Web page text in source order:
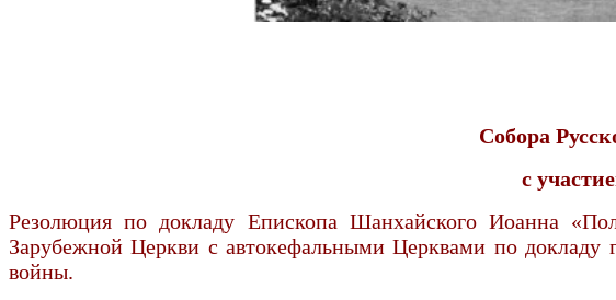
Собора
с
Резолюция по докладу Епископа Шанхайского Иоанна
Зарубежной Церкви с автокефальными Церквами по
войны.